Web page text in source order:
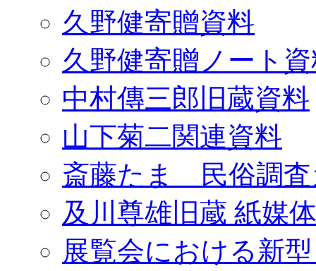
久野健寄贈資料
久野健寄贈ノート
中村傳三郎旧蔵資料
山下菊二関連資料
斎藤たま 民俗調査
及川尊雄旧蔵 紙媒
展覧会における新